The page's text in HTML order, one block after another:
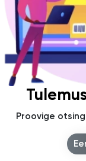
Proovige